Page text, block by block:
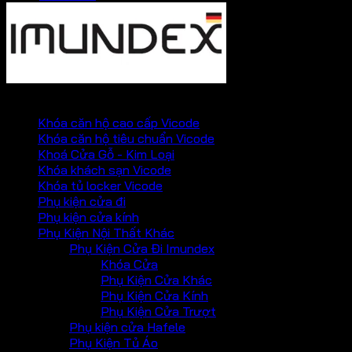
Khóa căn hộ cao cấp Vicode
Khóa căn hộ tiêu chuẩn Vicode
Khoá Cửa Gỗ - Kim Loại
Khóa khách sạn Vicode
Khóa tủ locker Vicode
Phụ kiện cửa đi
Phụ kiện cửa kính
Phụ Kiện Nội Thất Khác
Phụ Kiện Cửa Đi Imundex
Khóa Cửa
Phụ Kiện Cửa Khác
Phụ Kiện Cửa Kính
Phụ Kiện Cửa Trượt
Phụ kiện cửa Hafele
Phụ Kiện Tủ Áo